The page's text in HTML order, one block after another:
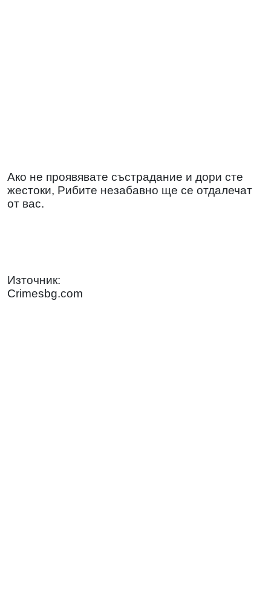
Ако не проявявате състрадание и дори сте
жестоки, Рибите незабавно ще се отдалечат
от вас.
Източник:
Crimesbg.com